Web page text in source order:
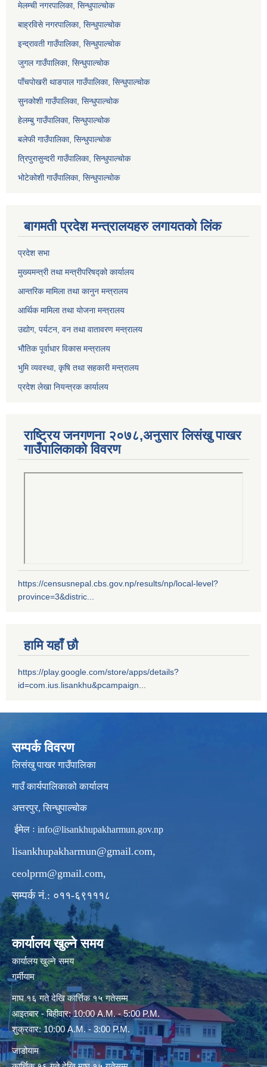
मेलम्ची नगरपालिका, सिन्धुपाल्चोक
बाह्रविसे नगरपालिका, सिन्धुपाल्चोक
इन्द्रावती गाउँपालिका, सिन्धुपाल्चोक
जुगल गाउँपालिका, सिन्धुपाल्चोक
पाँचपोखरी थाङपाल गाउँपालिका, सिन्धुपाल्चोक
सुनकोशी गाउँपालिका, सिन्धुपाल्चोक
हेलम्बु गाउँपालिका, सिन्धुपाल्चोक
बलेफी गाउँपालिका, सिन्धुपाल्चोक
त्रिपुरासुन्दरी गाउँपालिका, सिन्धुपाल्चोक
भोटेकोशी गाउँपालिका, सिन्धुपाल्चोक
बागमती प्रदेश मन्त्रालयहरु लगायतको लिंक
प्रदेश सभा
मुख्यमन्त्री तथा मन्त्रीपरिषद्को कार्यालय
आन्तरिक मामिला तथा कानुन मन्त्रालय
आर्थिक मामिला तथा योजना मन्त्रालय
उद्योग, पर्यटन, वन तथा वातावरण मन्त्रालय
भौतिक पूर्वाधार विकास मन्त्रालय
भुमि व्यवस्था, कृषि तथा सहकारी मन्त्रालय
प्रदेश लेखा नियन्त्रक कार्यालय
राष्ट्रिय जनगणना २०७८,अनुसार लिसंखु पाखर
गाउँपालिकाको विवरण
https://censusnepal.cbs.gov.np/results/np/local-level?
province=3&distric...
हामि यहाँ छौ
https://play.google.com/store/apps/details?
id=com.ius.lisankhu&pcampaign...
सम्पर्क विवरण
लिसंखु पाखर गाउँपालिका
गाउँ कार्यपालिकाको कार्यालय
अत्तरपुर, सिन्धुपाल्चोक
ईमेल ः info@lisankhupakharmun.gov.np
lisankhupakharmun@gmail.com,
ceolprm@gmail.com,
सम्पर्क नं.: ०११-६९१११८
कार्यालय खुल्ने समय
कार्यालय खुल्ने समय
गर्मीयाम
माघ १६ गते देखि कार्त्तिक १५ गतेसम्म
आइतबार - बिहीवार: 10:00 A.M. - 5:00 P.M.
शुक्रवार: 10:00 A.M. - 3:00 P.M.
जाडोयाम